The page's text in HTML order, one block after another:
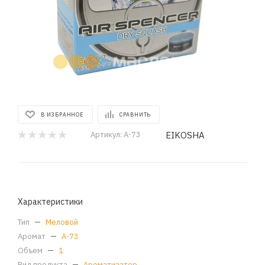
В ИЗБРАННОЕ СРАВНИТЬ
Артикул: A-73 EIKOSHA
Характеристики
Тип — Меловой
Аромат — A-73
Объем — 1